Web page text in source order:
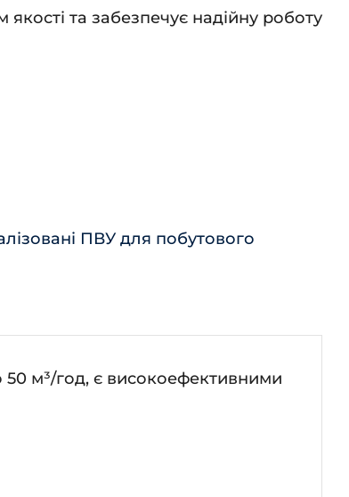
та забезпечує надійну роботу
ПВУ для побутового
50 м³/год, є високоефективними